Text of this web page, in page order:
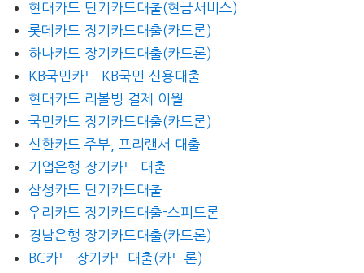
현대카드 단기카드대출(현금서비스)
롯데카드 장기카드대출(카드론)
하나카드 장기카드대출(카드론)
KB국민카드 KB국민 신용대출
현대카드 리볼빙 결제 이월
국민카드 장기카드대출(카드론)
신한카드 주부, 프리랜서 대출
기업은행 장기카드 대출
삼성카드 단기카드대출
우리카드 장기카드대출-스피드론
경남은행 장기카드대출(카드론)
BC카드 장기카드대출(카드론)